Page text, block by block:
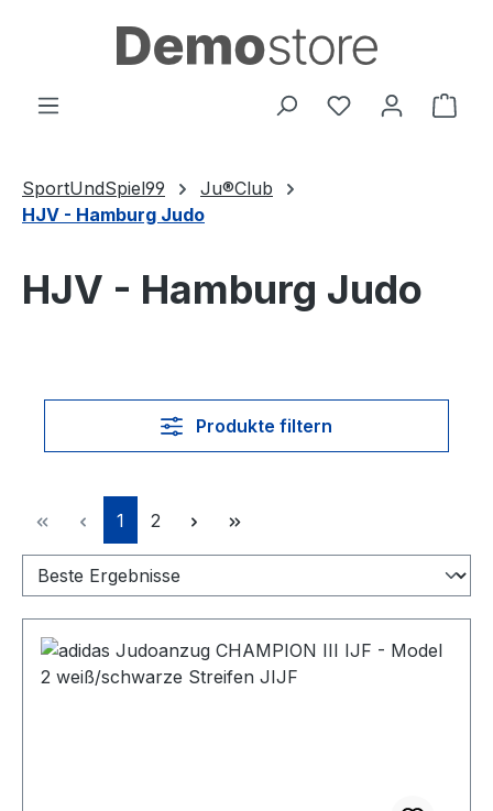
Zum Hauptinhalt springen
Du hast 0
SportUndSpiel99
Ju®Club
HJV - Hamburg Judo
HJV - Hamburg Judo
Produkte filtern
Seite
1 Seite
2